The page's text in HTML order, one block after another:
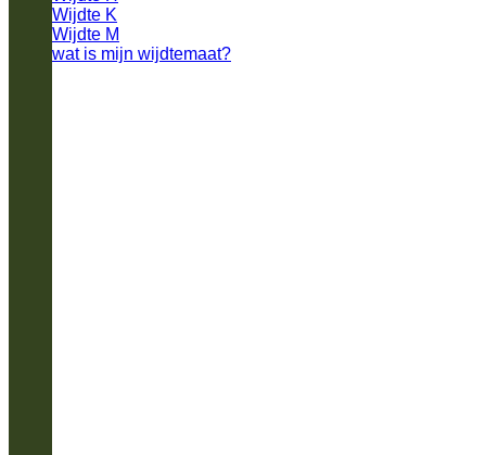
Wijdte K
Wijdte M
wat is mijn wijdtemaat?